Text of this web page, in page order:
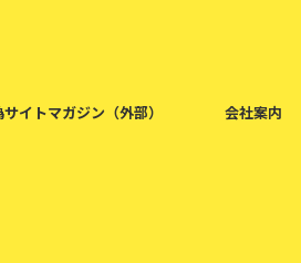
サイトマガジン（外部） 会社案内